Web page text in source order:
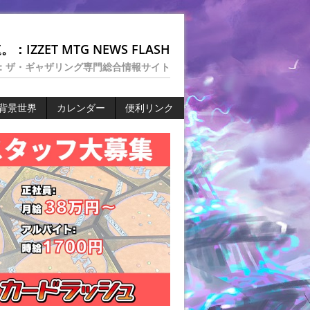
：IZZET MTG NEWS FLASH
ザ・ギャザリング専門総合情報サイト
景世界 カレンダー 便利リンク